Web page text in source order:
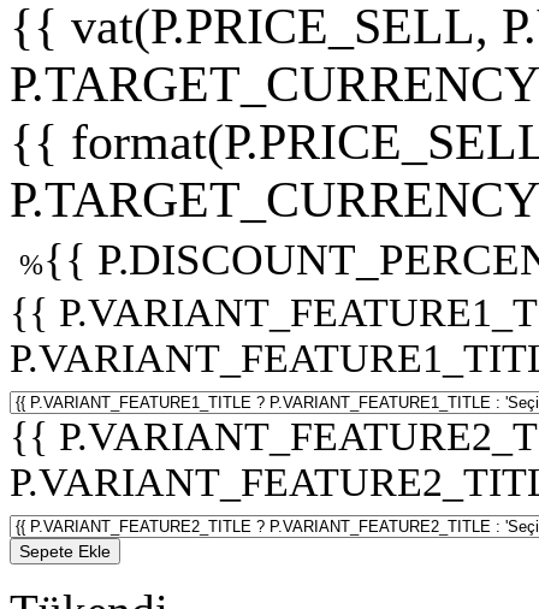
{{ vat(P.PRICE_SELL,
{{
%{{
{{
{{
Sepete Ekle